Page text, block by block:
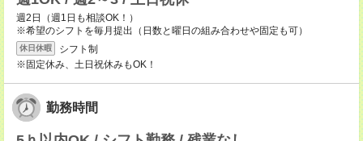
週2日（週1日も相談OK！）
※希望のシフトを毎月提出（日数と曜日の組み合わせや固定も可）
休日休暇
シフト制
※固定休み、土日祝休みもOK！
勤務時間